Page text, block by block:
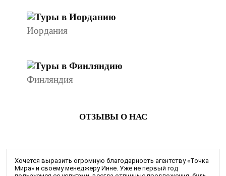
Иордания
Финляндия
ОТЗЫВЫ О НАС
Хочется выразить огромную благодарность агентству «Точка
Мира» и своему менеджеру Инне. Уже не первый год